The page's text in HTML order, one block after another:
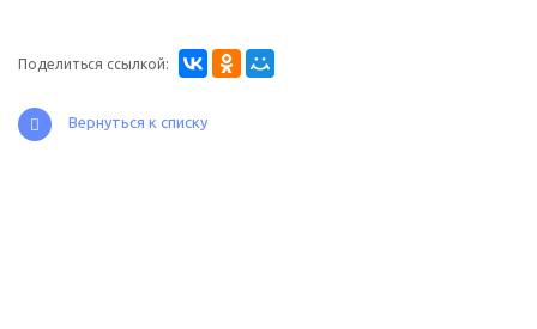
Поделиться ссылкой:
Вернуться к списку